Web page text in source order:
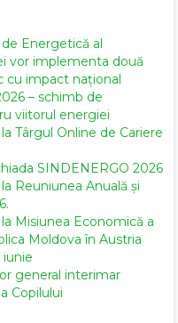
de Energetică al
vor implementa două
cu impact național
– schimb de
viitorul energiei
Târgul Online de Cariere
SINDENERGO 2026
Reuniunea Anuală și
Misiunea Economică a
Moldova în Austria
iunie
general interimar
Copilului